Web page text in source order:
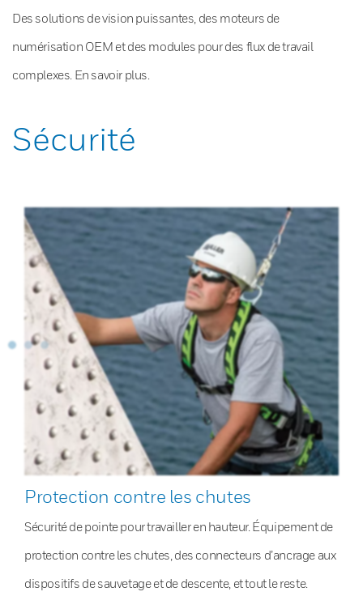
Des solutions de vision puissantes, des moteurs de
numérisation OEM et des modules pour des flux de travail
complexes. En savoir plus.
Sécurité
Protection contre les chutes
Sécurité de pointe pour travailler en hauteur. Équipement de
protection contre les chutes, des connecteurs d’ancrage aux
dispositifs de sauvetage et de descente, et tout le reste.